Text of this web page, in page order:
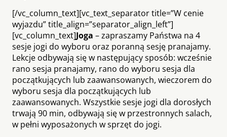
[/vc_column_text][vc_text_separator title=”W cenie
wyjazdu” title_align=”separator_align_left”]
[vc_column_text]Joga –zapraszamy Państwa na 4
sesje jogi do wyboru oraz poranną sesję pranajamy.
Lekcje odbywają się w następujący sposób: wcześnie
rano sesja pranajamy, rano do wyboru sesja dla
początkujących lub zaawansowanych, wieczorem do
wyboru sesja dla początkujących lub
zaawansowanych. Wszystkie sesje jogi dla dorosłych
trwają 90 min, odbywają się w przestronnych salach,
w pełni wyposażonych w sprzęt do jogi.